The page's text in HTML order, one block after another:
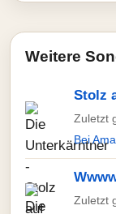
Weitere
Stolz
Zuletzt
Bei
Zuletzt